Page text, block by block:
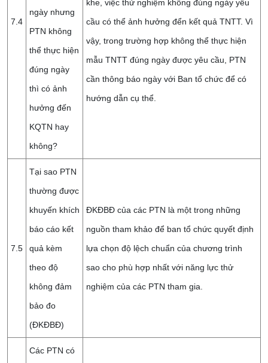
7.4
ngày nhưng
PTN không
thể thực hiện
đúng ngày
thì có ảnh
hưởng đến
KQTN hay
không?
khe, việc thử nghiệm không đúng ngày yêu
cầu có thể ảnh hưởng đển kết quả TNTT. Vì
vậy, trong trường hợp không thể thực hiện
mẫu TNTT đúng ngày được yêu cầu, PTN
cần thông báo ngày với Ban tổ chức để có
hướng dẫn cụ thể.
7.5
Tại sao PTN
thường được
khuyến khích
báo cáo kết
quả kèm
theo độ
không đảm
bảo đo
(ĐKĐBĐ)
ĐKĐBĐ của các PTN là một trong những
nguồn tham khảo để ban tổ chức quyết định
lựa chọn độ lệch chuẩn của chương trình
sao cho phù hợp nhất với năng lực thử
nghiệm của các PTN tham gia.
Các PTN có